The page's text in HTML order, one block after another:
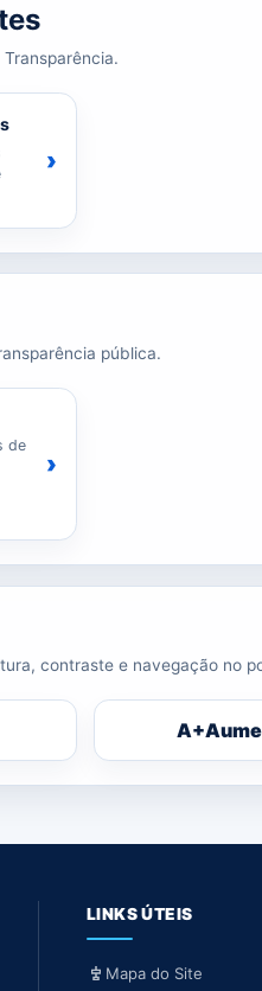
›
pública.
de
›
contraste e navegação no
A+
LINKS ÚTEIS
Mapa do Site